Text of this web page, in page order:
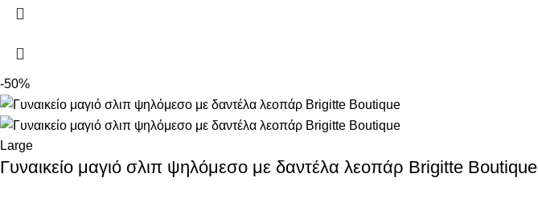
-50%
Large
Γυναικείο μαγιό σλιπ ψηλόμεσο με δαντέλα λεοπάρ Brigitte Boutique